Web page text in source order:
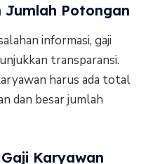
Jumlah Potongan
informasi, gaji
transparansi.
harus ada total
dan besar jumlah
Karyawan